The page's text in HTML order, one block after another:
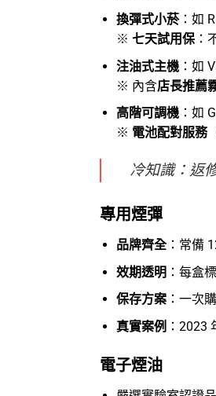
換彈式小菸：如
※ 七天試用保：
注油式主機：如
※ 內含店長推薦
高階可調機：如
※ 電池配對服務
冷知識：返
專用煙彈
品牌齊全：常備
效期透明 ：每盒
保存方案：一次
真實案例 ：2023
電子煙油